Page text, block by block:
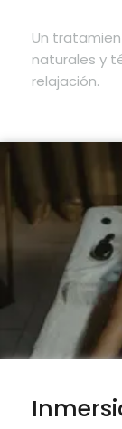
Un
naturales y
relajación.